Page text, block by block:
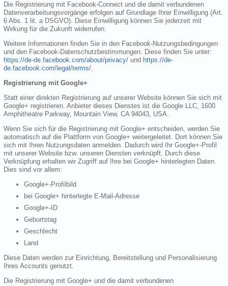
Die Registrierung mit Facebook-Connect und die damit verbundenen
Datenverarbeitungsvorgänge erfolgen auf Grundlage Ihrer Einwilligung (Art.
6 Abs. 1 lit. a DSGVO). Diese Einwilligung können Sie jederzeit mit
Wirkung für die Zukunft widerrufen.
Weitere Informationen finden Sie in den Facebook-Nutzungsbedingungen
und den Facebook-Datenschutzbestimmungen. Diese finden Sie unter:
https://de-de.facebook.com/about/privacy/ und https://de-
de.facebook.com/legal/terms/.
Registrierung mit Google+
Statt einer direkten Registrierung auf unserer Website können Sie sich mit
Google+ registrieren. Anbieter dieses Dienstes ist die Google LLC, 1600
Amphitheatre Parkway, Mountain View, CA 94043, USA.
Wenn Sie sich für die Registrierung mit Google+ entscheiden, werden Sie
automatisch auf die Plattform von Google+ weitergeleitet. Dort können Sie
sich mit Ihren Nutzungsdaten anmelden. Dadurch wird Ihr Google+-Profil
mit unserer Website bzw. unseren Diensten verknüpft. Durch diese
Verknüpfung erhalten wir Zugriff auf Ihre bei Google+ hinterlegten Daten.
Dies sind vor allem:
Google+-Profilbild
bei Google+ hinterlegte E-Mail-Adresse
Google+-ID
Geburtstag
Geschlecht
Land
Diese Daten werden zur Einrichtung, Bereitstellung und Personalisierung
Ihres Accounts genutzt.
Die Registrierung mit Google+ und die damit verbundenen